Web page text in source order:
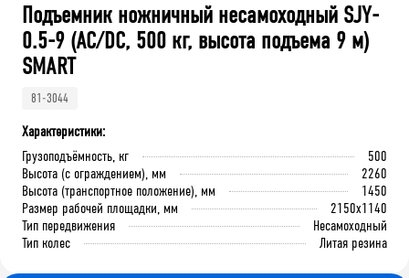
Подъемник ножничный несамоходный SJY-
0.5-9 (AC/DC, 500 кг, высота подъема 9 м)
SMART
81-3044
Характеристики:
Грузоподъёмность, кг
500
Высота (с ограждением), мм
2260
Высота (транспортное положение), мм
1450
Размер рабочей площадки, мм
2150x1140
Тип передвижения
Несамоходный
Тип колес
Литая резина